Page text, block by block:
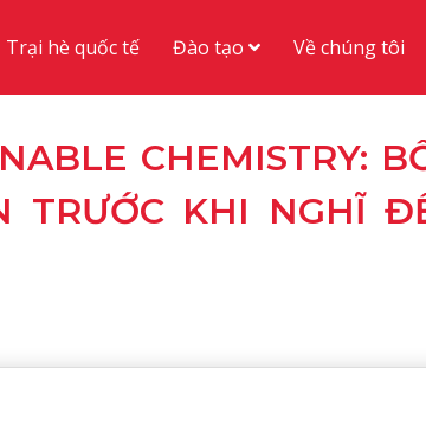
Trại hè quốc tế Đào tạo Về chúng tôi
CHEMISTRY:
TRƯỚC KHI NGHĨ